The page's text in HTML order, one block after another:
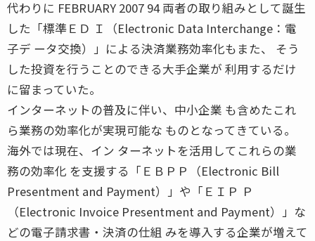
代わりに FEBRUARY 2007 94 両者の取り組みとして誕生
した「標準ＥＤ Ｉ（Electronic Data Interchange：電
子デ ータ交換）」による決済業務効率化もまた、 そう
した投資を行うことのできる大手企業が 利用するだけ
に留まっていた。
インターネットの普及に伴い、中小企業 も含めたこれ
ら業務の効率化が実現可能な ものとなってきている。
海外では現在、イン ターネットを活用してこれらの業
務の効率化 を支援する「ＥＢＰＰ（Electronic Bill
Presentment and Payment）」や「ＥＩＰ Ｐ
（Electronic Invoice Presentment and Payment）」な
どの電子請求書・決済の仕組 みを導入する企業が増えて